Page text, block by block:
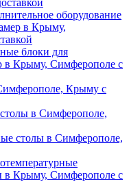
оборудование
в Крыму,
блоки для
в Крыму, Симферополе с
Крыму с
в Симферополе,
столы в Симферополе,
в Крыму, Симферополе с